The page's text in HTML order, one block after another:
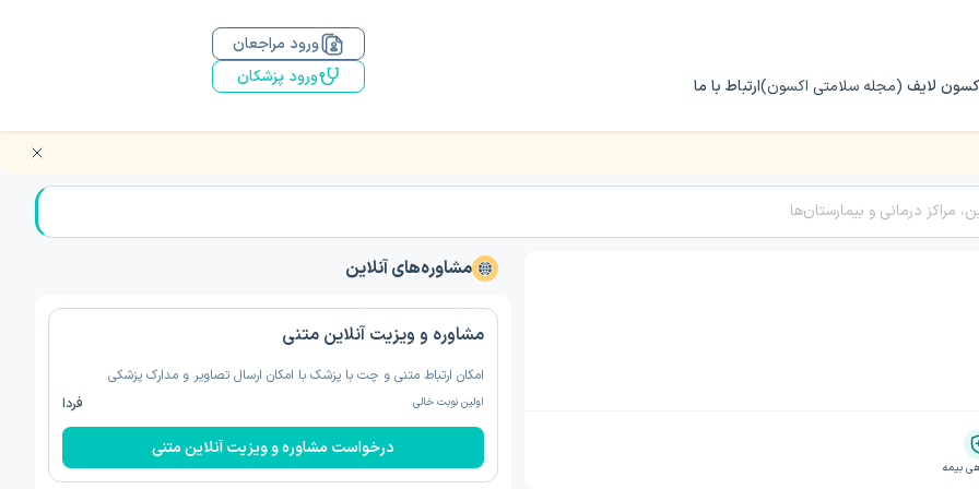
لایف (مجله سلامتی اکسون)ارتباط با ما
ورود مراجعان
ورود پزشکان
بیمه
مشاوره‌های آنلاین
مشاوره و ویزیت آنلاین متنی
امکان ارتباط متنی و چت با پزشک با امکان ارسال تصاویر و مدارک پزشکی
اولین نوبت خالی فردا
درخواست مشاوره و ویزیت آنلاین متنی